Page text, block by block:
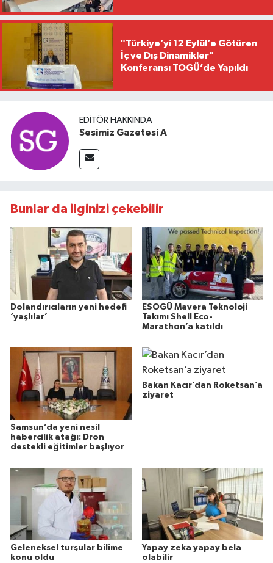
"Türkiye’yi 12 Eylül’e Götüren
İç ve Dış Dinamikler"
Konferansı TOGÜ’de Yapıldı
EDITÖR HAKKINDA
Sesimiz Gazetesi A
Bunlar da ilginizi çekebilir
Dolandırıcıların yeni hedefi
‘yaşlılar’
ESOGÜ Mavera Teknoloji
Takımı Shell Eco-
Marathon’a katıldı
Samsun’da yeni nesil
habercilik atağı: Dron
destekli eğitimler başlıyor
Bakan Kacır’dan Roketsan’a
ziyaret
Geleneksel turşular bilime
konu oldu
Yapay zeka yapay bela
olabilir